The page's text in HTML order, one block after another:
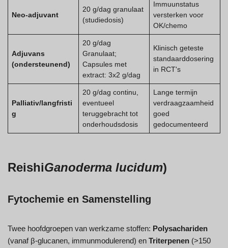
Neo-adjuvant
20 g/dag granulaat
(studiedosis)
Immuunstatus
versterken voor
OK/chemo
Adjuvans
(ondersteunend)
20 g/dag
Granulaat;
Capsules met
extract: 3x2 g/dag
Klinisch geteste
standaarddosering
in RCT's
Palliativ/langfristi
g
20 g/dag continu,
eventueel
teruggebracht tot
onderhoudsdosis
Lange termijn
verdraagzaamheid
goed
gedocumenteerd
ReishiGanoderma lucidum)
Fytochemie en Samenstelling
Twee hoofdgroepen van werkzame stoffen: Polysachariden
(vanaf β-glucanen, immunmodulerend) en Triterpenen (>150